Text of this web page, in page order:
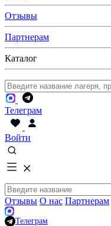
Отзывы
Партнерам
Каталог
Телеграм
Войти
Отзывы О нас Партнерам
Телеграм